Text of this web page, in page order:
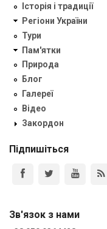
Історія і традиції
Регіони України
Тури
Пам'ятки
Природа
Блог
Галереї
Відео
Закордон
Підпишіться
Зв'язок з нами